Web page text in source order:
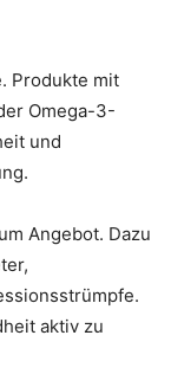
Produkte mit
Omega-3-
und
Angebot. Dazu
aktiv zu